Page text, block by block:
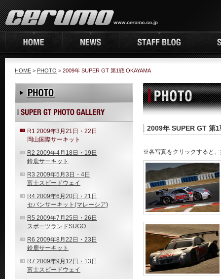
HOME > PHOTO > 2009年 SUPER GT 第1戦 OKAYAMA
R1 2009年3月21日・22日
岡山国際サーキット
R2 2009年4月18日・19日
鈴鹿サーキット
R3 2009年5月3日・4日
富士スピードウェイ
R4 2009年6月20日・21日
セパンサーキット(マレーシア)
R5 2009年7月25日・26日
スポーツランドSUGO
R6 2009年8月22日・23日
鈴鹿サーキット
R7 2009年9月12日・13日
富士スピードウェイ
2009年 SUPER GT 第
※各写真をクリックすると